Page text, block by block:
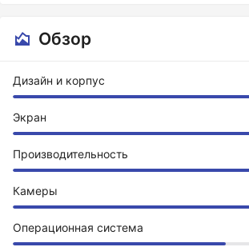
Обзор
Дизайн и корпус
Экран
Производительность
Камеры
Операционная система